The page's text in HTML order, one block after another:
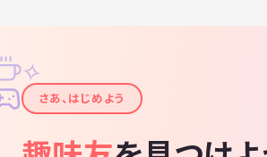
✦
✧
さあ、はじめよう